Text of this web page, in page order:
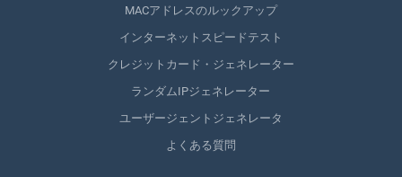
MACアドレスのルックアップ
インターネットスピードテスト
クレジットカード・ジェネレーター
ランダムIPジェネレーター
ユーザージェントジェネレータ
よくある質問